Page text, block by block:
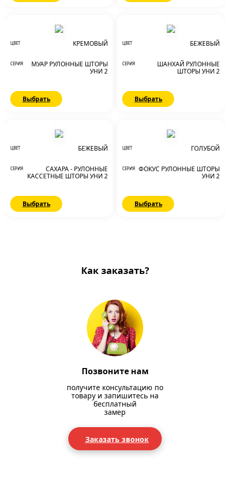
ЦВЕТ КРЕМОВЫЙ
СЕРИЯ
МУАР РУЛОННЫЕ ШТОРЫ
УНИ 2
Выбрать
ЦВЕТ БЕЖЕВЫЙ
СЕРИЯ
ШАНХАЙ РУЛОННЫЕ
ШТОРЫ УНИ 2
Выбрать
ЦВЕТ БЕЖЕВЫЙ
СЕРИЯ
САХАРА - РУЛОННЫЕ
КАССЕТНЫЕ ШТОРЫ УНИ 2
Выбрать
ЦВЕТ ГОЛУБОЙ
СЕРИЯ
ФОКУС РУЛОННЫЕ ШТОРЫ
УНИ 2
Выбрать
Как заказать?
Позвоните нам
получите консультацию по
товару и запишитесь на
бесплатный
замер
Заказать звонок